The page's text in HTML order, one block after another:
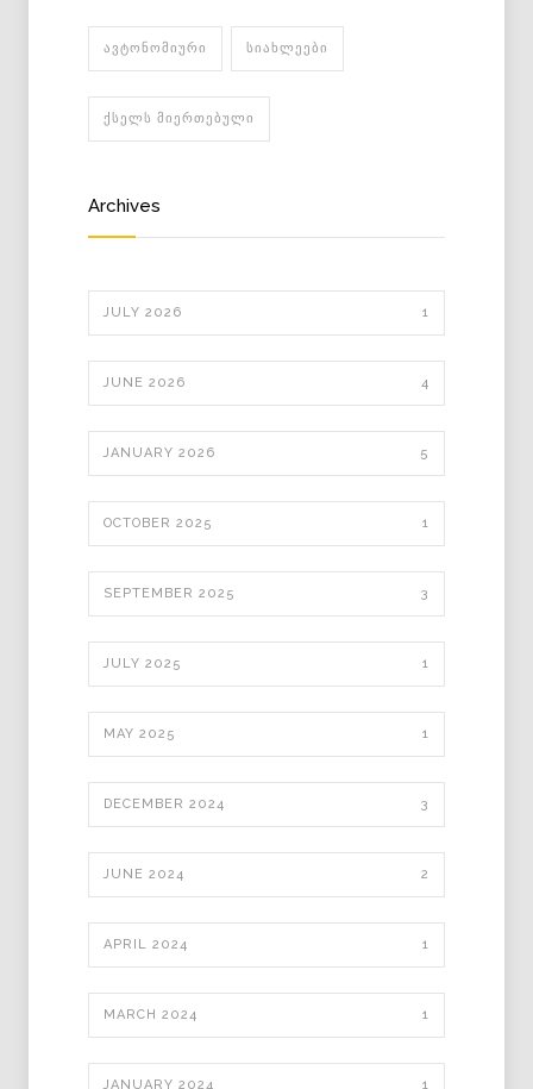
ᲐᲕᲢᲝᲜᲝᲛᲘᲣᲠᲘ ᲡᲘᲐᲮᲚᲔᲔᲑᲘ
ᲥᲡᲔᲚᲡ ᲛᲘᲔᲠᲗᲔᲑᲣᲚᲘ
Archives
JULY 2026 1
JUNE 2026 4
JANUARY 2026 5
OCTOBER 2025 1
SEPTEMBER 2025 3
JULY 2025 1
MAY 2025 1
DECEMBER 2024 3
JUNE 2024 2
APRIL 2024 1
MARCH 2024 1
JANUARY 2024 1